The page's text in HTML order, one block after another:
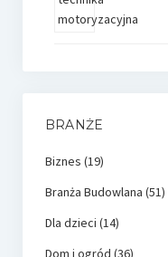
BRANŻE
Biznes (19)
Branża Budowlana (51)
Dla dzieci (14)
Dom i ogród (36)